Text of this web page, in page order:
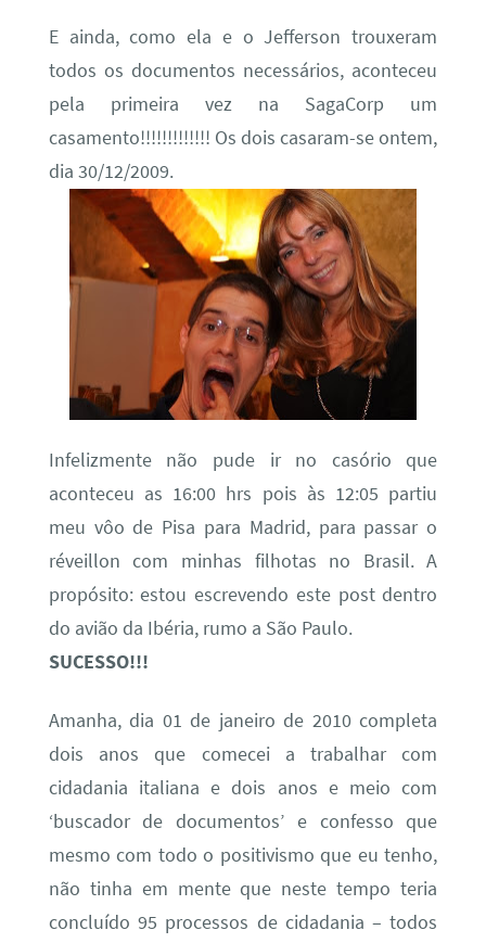
E ainda, como ela e o Jefferson trouxeram
todos os documentos necessários, aconteceu
pela primeira vez na SagaCorp um
casamento!!!!!!!!!!!!! Os dois casaram-se ontem,
dia 30/12/2009.
Infelizmente não pude ir no casório que
aconteceu as 16:00 hrs pois às 12:05 partiu
meu vôo de Pisa para Madrid, para passar o
réveillon com minhas filhotas no Brasil. A
propósito: estou escrevendo este post dentro
do avião da Ibéria, rumo a São Paulo.
SUCESSO!!!
Amanha, dia 01 de janeiro de 2010 completa
dois anos que comecei a trabalhar com
cidadania italiana e dois anos e meio com
‘buscador de documentos’ e confesso que
mesmo com todo o positivismo que eu tenho,
não tinha em mente que neste tempo teria
concluído 95 processos de cidadania – todos